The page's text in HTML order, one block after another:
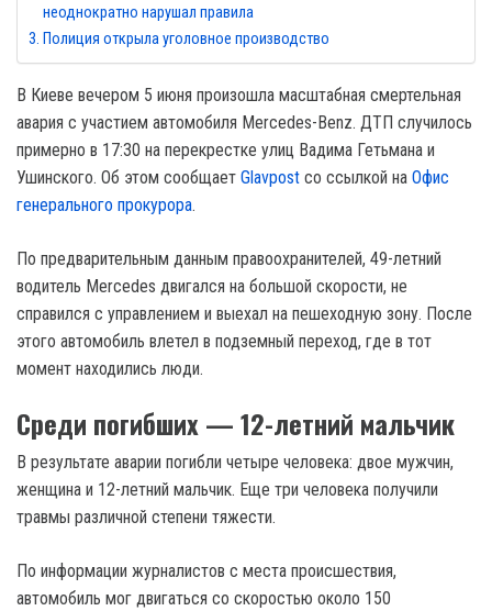
неоднократно нарушал правила
Полиция открыла уголовное производство
В Киеве вечером 5 июня произошла масштабная смертельная
авария с участием автомобиля Mercedes-Benz. ДТП случилось
примерно в 17:30 на перекрестке улиц Вадима Гетьмана и
Ушинского. Об этом сообщает Glavpost со ссылкой на Офис
генерального прокурора.
По предварительным данным правоохранителей, 49-летний
водитель Mercedes двигался на большой скорости, не
справился с управлением и выехал на пешеходную зону. После
этого автомобиль влетел в подземный переход, где в тот
момент находились люди.
Среди погибших — 12-летний мальчик
В результате аварии погибли четыре человека: двое мужчин,
женщина и 12-летний мальчик. Еще три человека получили
травмы различной степени тяжести.
По информации журналистов с места происшествия,
автомобиль мог двигаться со скоростью около 150